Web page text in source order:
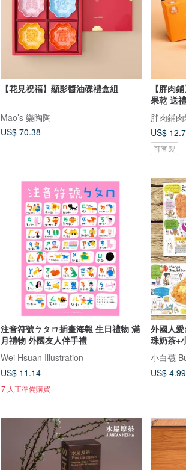
【花見祝福】顯影醬油碟禮盒組
Mao’s 樂陶陶
US$ 70.38
【胖肉
果乾 送
胖肉鋪
US$
可客製
注音符號ㄅㄆㄇ插畫海報 生日禮物 滿
月禮物 外國友人伴手禮
Wei Hsuan Illustration
US$ 11.14
7 人正準備購買
外國人
珠奶茶+
小白襪
US$ 4.99